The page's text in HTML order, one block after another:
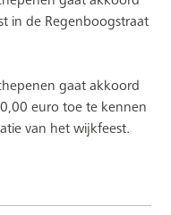
in de Regenboogstraat
gaat akkoord
euro toe te kennen
van het wijkfeest.